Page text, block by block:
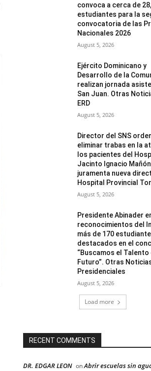
convoca a cerca de
estudiantes para la
convocatoria de las
Nacionales 2026
August 5, 2026
Ejército Dominicano y
Desarrollo de la
realizan jornada
San Juan. Otras
ERD
August 5, 2026
Director del SNS
eliminar trabas en la
los pacientes del
Jacinto Ignacio
juramenta nueva
Hospital Provincial
August 5, 2026
Presidente Abinader
reconocimientos del
más de 170
destacados en el
“Buscamos el Talento
Futuro”. Otras
Presidenciales
August 5, 2026
Load more
RECENT COMMENTS
DR. EDGAR LEON onAbrir escuelas sin